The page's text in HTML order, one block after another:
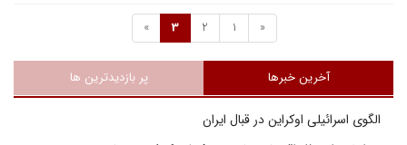
«
1
2
3
»
آخرین خبرها پر بازدیدترین ها
الگوی اسرائیلی اوکراین در قبال ایران